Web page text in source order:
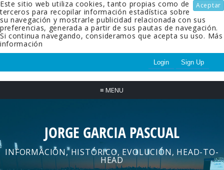
Aceptar
Este sitio web utiliza cookies, tanto propias como de
terceros para recopilar información estadística sobre
su navegación y mostrarle publicidad relacionada con sus
preferencias, generada a partir de sus pautas de navegación.
Si continua navegando, consideramos que acepta su uso. Más
información
Login Sign Up
≡ MENU
JORGE GARCIA PASCUAL
INFORMACIÓN, HISTÓRICO, EVOLUCIÓN, HEAD-TO-
HEAD